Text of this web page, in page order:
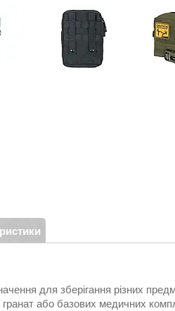
для зберігання різних
гранат або базових медичних